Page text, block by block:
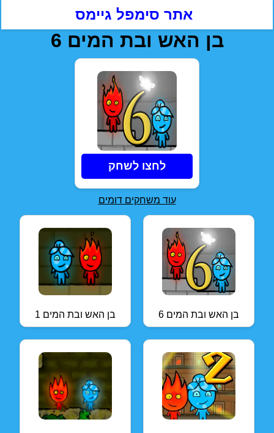
אתר סימפל גיימס
בן האש ובת המים 6
לחצו לשחק
עוד משחקים דומים
בן האש ובת המים 1 בן האש ובת המים 6